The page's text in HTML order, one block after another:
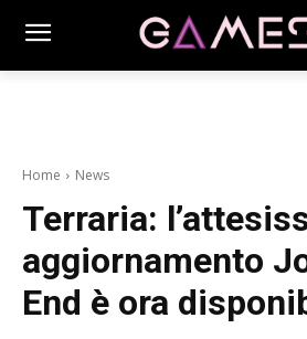
Home News
Terraria:
aggiornamento
End è ora